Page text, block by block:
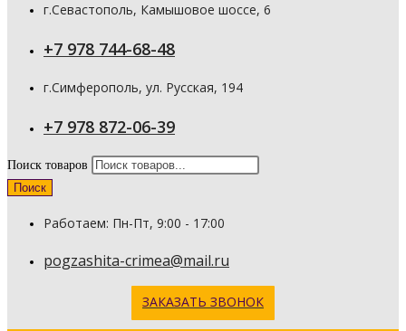
г.Севастополь, Камышовое шоссе, 6
+7 978 744-68-48
г.Симферополь, ул. Русская, 194
+7 978 872-06-39
Поиск товаров
Поиск
Работаем: Пн-Пт, 9:00 - 17:00
pogzashita-crimea@mail.ru
ЗАКАЗАТЬ ЗВОНОК